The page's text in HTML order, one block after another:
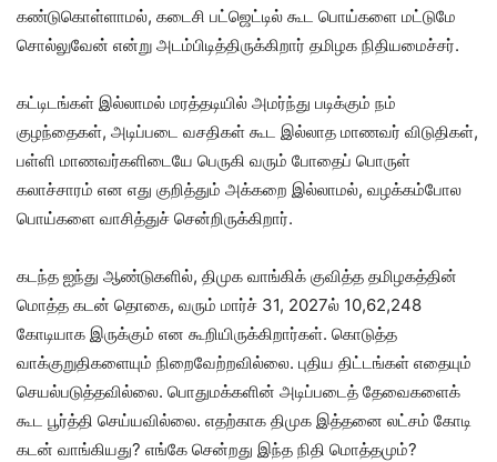
கண்டுகொள்ளாமல், கடைசி பட்ஜெட்டில் கூட பொய்களை மட்டுமே
சொல்லுவேன் என்று அடம்பிடித்திருக்கிறார் தமிழக நிதியமைச்சர்.
கட்டிடங்கள் இல்லாமல் மரத்தடியில் அமர்ந்து படிக்கும் நம்
குழந்தைகள், அடிப்படை வசதிகள் கூட இல்லாத மாணவர் விடுதிகள்,
பள்ளி மாணவர்களிடையே பெருகி வரும் போதைப் பொருள்
கலாச்சாரம் என எது குறித்தும் அக்கறை இல்லாமல், வழக்கம்போல
பொய்களை வாசித்துச் சென்றிருக்கிறார்.
கடந்த ஐந்து ஆண்டுகளில், திமுக வாங்கிக் குவித்த தமிழகத்தின்
மொத்த கடன் தொகை, வரும் மார்ச் 31, 2027ல் 10,62,248
கோடியாக இருக்கும் என கூறியிருக்கிறார்கள். கொடுத்த
வாக்குறுதிகளையும் நிறைவேற்றவில்லை. புதிய திட்டங்கள் எதையும்
செயல்படுத்தவில்லை. பொதுமக்களின் அடிப்படைத் தேவைகளைக்
கூட பூர்த்தி செய்யவில்லை. எதற்காக திமுக இத்தனை லட்சம் கோடி
கடன் வாங்கியது? எங்கே சென்றது இந்த நிதி மொத்தமும்?